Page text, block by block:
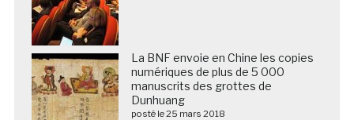
La BNF envoie en Chine les copies
numériques de plus de 5 000
manuscrits des grottes de
Dunhuang
posté le 25 mars 2018